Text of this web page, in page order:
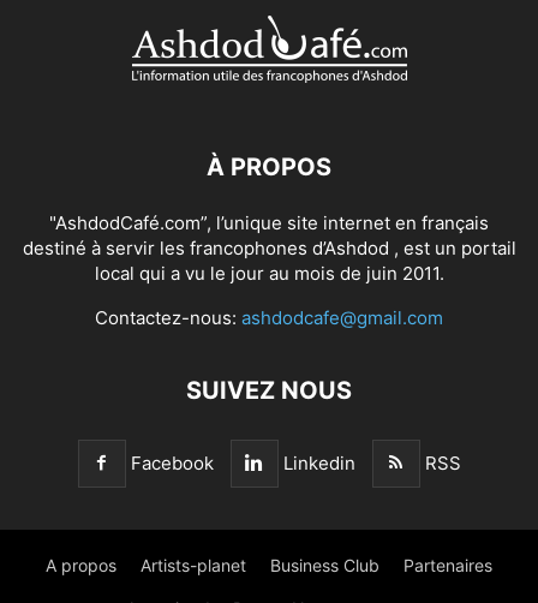
À PROPOS
"AshdodCafé.com”, l’unique site internet en français
destiné à servir les francophones d’Ashdod , est un portail
local qui a vu le jour au mois de juin 2011.
Contactez-nous: ashdodcafe@gmail.com
SUIVEZ NOUS
Facebook Linkedin RSS
A propos Artists-planet Business Club Partenaires